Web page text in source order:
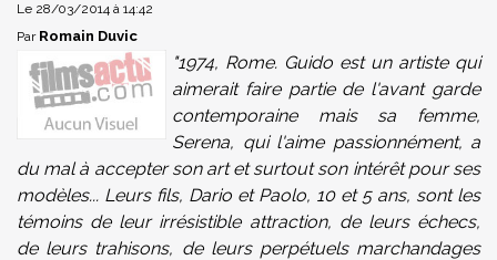
Le 28/03/2014 à 14:42
Par Romain Duvic
"1974, Rome. Guido est un artiste qui
aimerait faire partie de l'avant garde
contemporaine mais sa femme,
Serena, qui l'aime passionnément, a
du mal à accepter son art et surtout son intérêt pour ses
modèles... Leurs fils, Dario et Paolo, 10 et 5 ans, sont les
témoins de leur irrésistible attraction, de leurs échecs,
de leurs trahisons, de leurs perpétuels marchandages